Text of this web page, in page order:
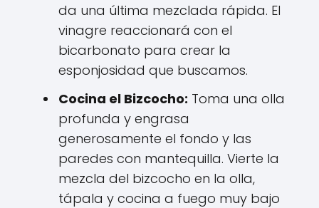
da una última mezclada rápida. El
vinagre reaccionará con el
bicarbonato para crear la
esponjosidad que buscamos.
Cocina el Bizcocho: Toma una olla
profunda y engrasa
generosamente el fondo y las
paredes con mantequilla. Vierte la
mezcla del bizcocho en la olla,
tápala y cocina a fuego muy bajo